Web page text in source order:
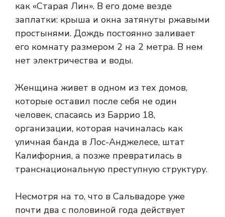
как «Старая Лин». В его доме везде
заплатки: крыша и окна затянуты ржавыми
простынями. Дождь постоянно заливает
его комнату размером 2 на 2 метра. В нем
нет электричества и воды.
Женщина живет в одном из тех домов,
которые оставил после себя не один
человек, спасаясь из Баррио 18,
организации, которая начиналась как
уличная банда в Лос-Анджелесе, штат
Калифорния, а позже превратилась в
транснациональную преступную структуру.
Несмотря на то, что в Сальвадоре уже
почти два с половиной года действует